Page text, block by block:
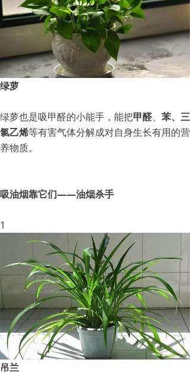
绿萝
绿萝也是吸甲醛的小能手，能把甲醛、 苯、三
氯乙烯等有害气体分解成对自身生长有用的营
养物质。
吸油烟靠它们——油烟杀手
1
吊兰